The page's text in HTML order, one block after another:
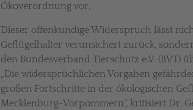
Ökoverordnung vor.
Dieser offenkundige Widerspruch lässt
Geflügelhalter verunsichert zurück,
den Bundesverband Tierschutz e.V. (BVT)
„Die widersprüchlichen Vorgaben
großen Fortschritte in der ökologischen
Mecklenburg-Vorpommern“, kritisiert Dr.